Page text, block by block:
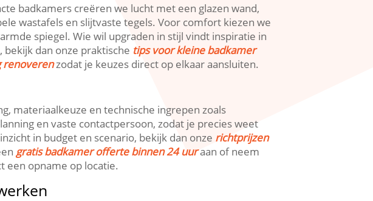
badkamers creëren we lucht met een glazen wand,
wastafels en slijtvaste tegels.​ Voor comfort kiezen we
spiegel.​ Wie wil upgraden in stijl vindt inspiratie in
dan onze praktische tips voor kleine badkamer
renoverenzodat je keuzes direct op elkaar aansluiten.​
materiaalkeuze en technische ingrepen zoals
en vaste contactpersoon, zodat je precies weet
in budget en scenario, bekijk dan onze richtprijzen
gratis badkamer offerte binnen 24 uuraan of neem
een opname op locatie.​